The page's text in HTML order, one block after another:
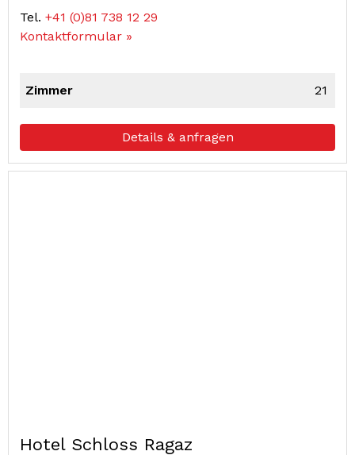
Tel. +41 (0)81 738 12 29
Kontaktformular »
Zimmer 21
Details & anfragen
Hotel Schloss Ragaz